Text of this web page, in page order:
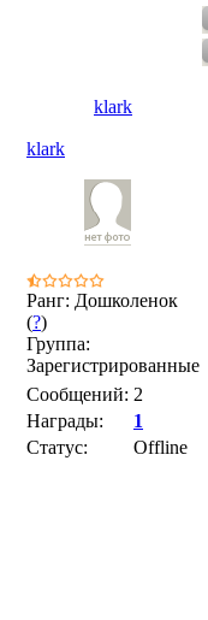
klark
klark
Ранг: Дошколенок
(?)
Группа:
Зарегистрированные
Сообщений: 2
Награды:
1
Статус:
Offline